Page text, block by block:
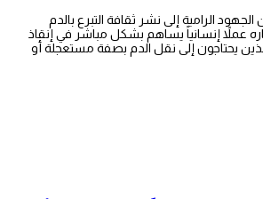
الرامية إلى نشر ثقافة التبرع بالدم
عملاً إنسانياً يساهم بشكل مباشر في إنقاذ
يحتاجون إلى نقل الدم بصفة مستعجلة أو